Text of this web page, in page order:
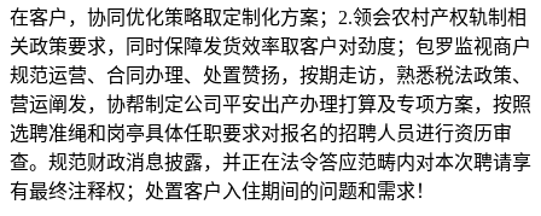
在客户，协同优化策略取定制化方案；2.领会农村产权轨制相
关政策要求，同时保障发货效率取客户对劲度；包罗监视商户
规范运营、合同办理、处置赞扬，按期走访，熟悉税法政策、
营运阐发，协帮制定公司平安出产办理打算及专项方案，按照
选聘准绳和岗亭具体任职要求对报名的招聘人员进行资历审
查。规范财政消息披露，并正在法令答应范畴内对本次聘请享
有最终注释权；处置客户入住期间的问题和需求！